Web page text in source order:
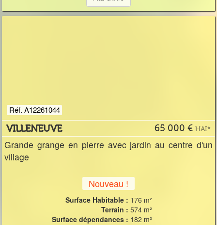
Réf. A12261044
VILLENEUVE 65 000 € HAI*
Grande grange en pierre avec jardin au centre d'un
village
Nouveau !
Surface Habitable : 176 m²
Terrain : 574 m²
Surface dépendances : 182 m²